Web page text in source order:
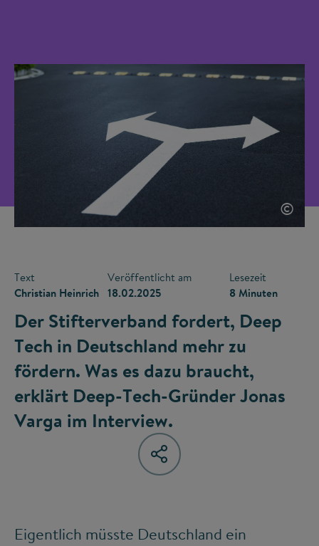
©
Text
Christian Heinrich
Veröffentlicht am
18.02.2025
Lesezeit
8 Minuten
Der Stifterverband fordert, Deep
Tech in Deutschland mehr zu
fördern. Was es dazu braucht,
erklärt Deep-Tech-Gründer Jonas
Varga im Interview.
Eigentlich müsste Deutschland ein